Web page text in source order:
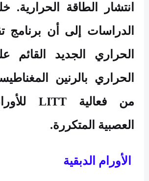
انتشار الطاقة
الدراسات إلى أن برنامج
الحراري الجديد القائم
الحراري بالرنين
من فعالية LITT
العصبية المتكررة.
الأورام الدبقية